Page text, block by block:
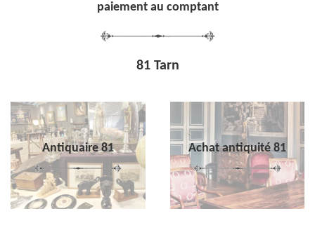
paiement au comptant
81 Tarn
Antiquaire 81 Achat antiquité 81